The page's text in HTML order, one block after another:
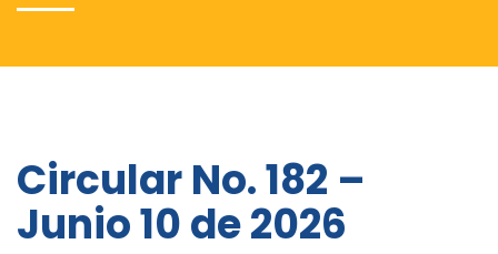
Circular No. 182 –
Junio 10 de 2026